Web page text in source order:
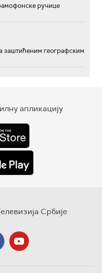
ручице
заштићеним географским
апликацију
Србије